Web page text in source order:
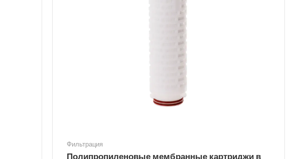
Фильтрация